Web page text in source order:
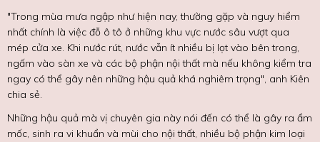
"Trong mùa mưa ngập như hiện nay, thường gặp và nguy hiểm
nhất chính là việc đỗ ô tô ở những khu vực nước sâu vượt qua
mép cửa xe. Khi nước rút, nước vẫn ít nhiều bị lọt vào bên trong,
ngấm vào sàn xe và các bộ phận nội thất mà nếu không kiểm tra
ngay có thể gây nên những hậu quả khá nghiêm trọng", anh Kiên
chia sẻ.
Những hậu quả mà vị chuyên gia này nói đến có thể là gây ra ẩm
mốc, sinh ra vi khuẩn và mùi cho nội thất, nhiều bộ phận kim loại